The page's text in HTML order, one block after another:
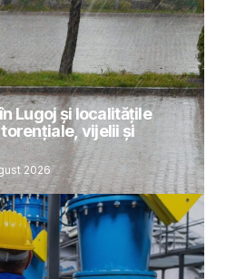
Lugoj și localitățile
vijelii și
2026